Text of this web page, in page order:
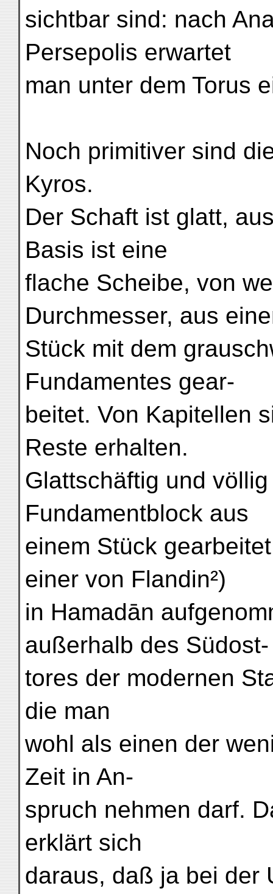
sichtbar sind: nach
Persepolis erwartet
man unter dem Torus
Noch primitiver sind
Kyros.
Der Schaft ist glatt,
Basis ist eine
flache Scheibe, von
Durchmesser, aus
Stück mit dem
Fundamentes gear-
beitet. Von Kapitellen
Reste erhalten.
Glattschäftig und
Fundamentblock aus
einem Stück
einer von Flandin²)
in Hamadān
außerhalb des Südost-
tores der modernen
die man
wohl als einen der
Zeit in An-
spruch nehmen darf.
erklärt sich
daraus, daß ja bei der